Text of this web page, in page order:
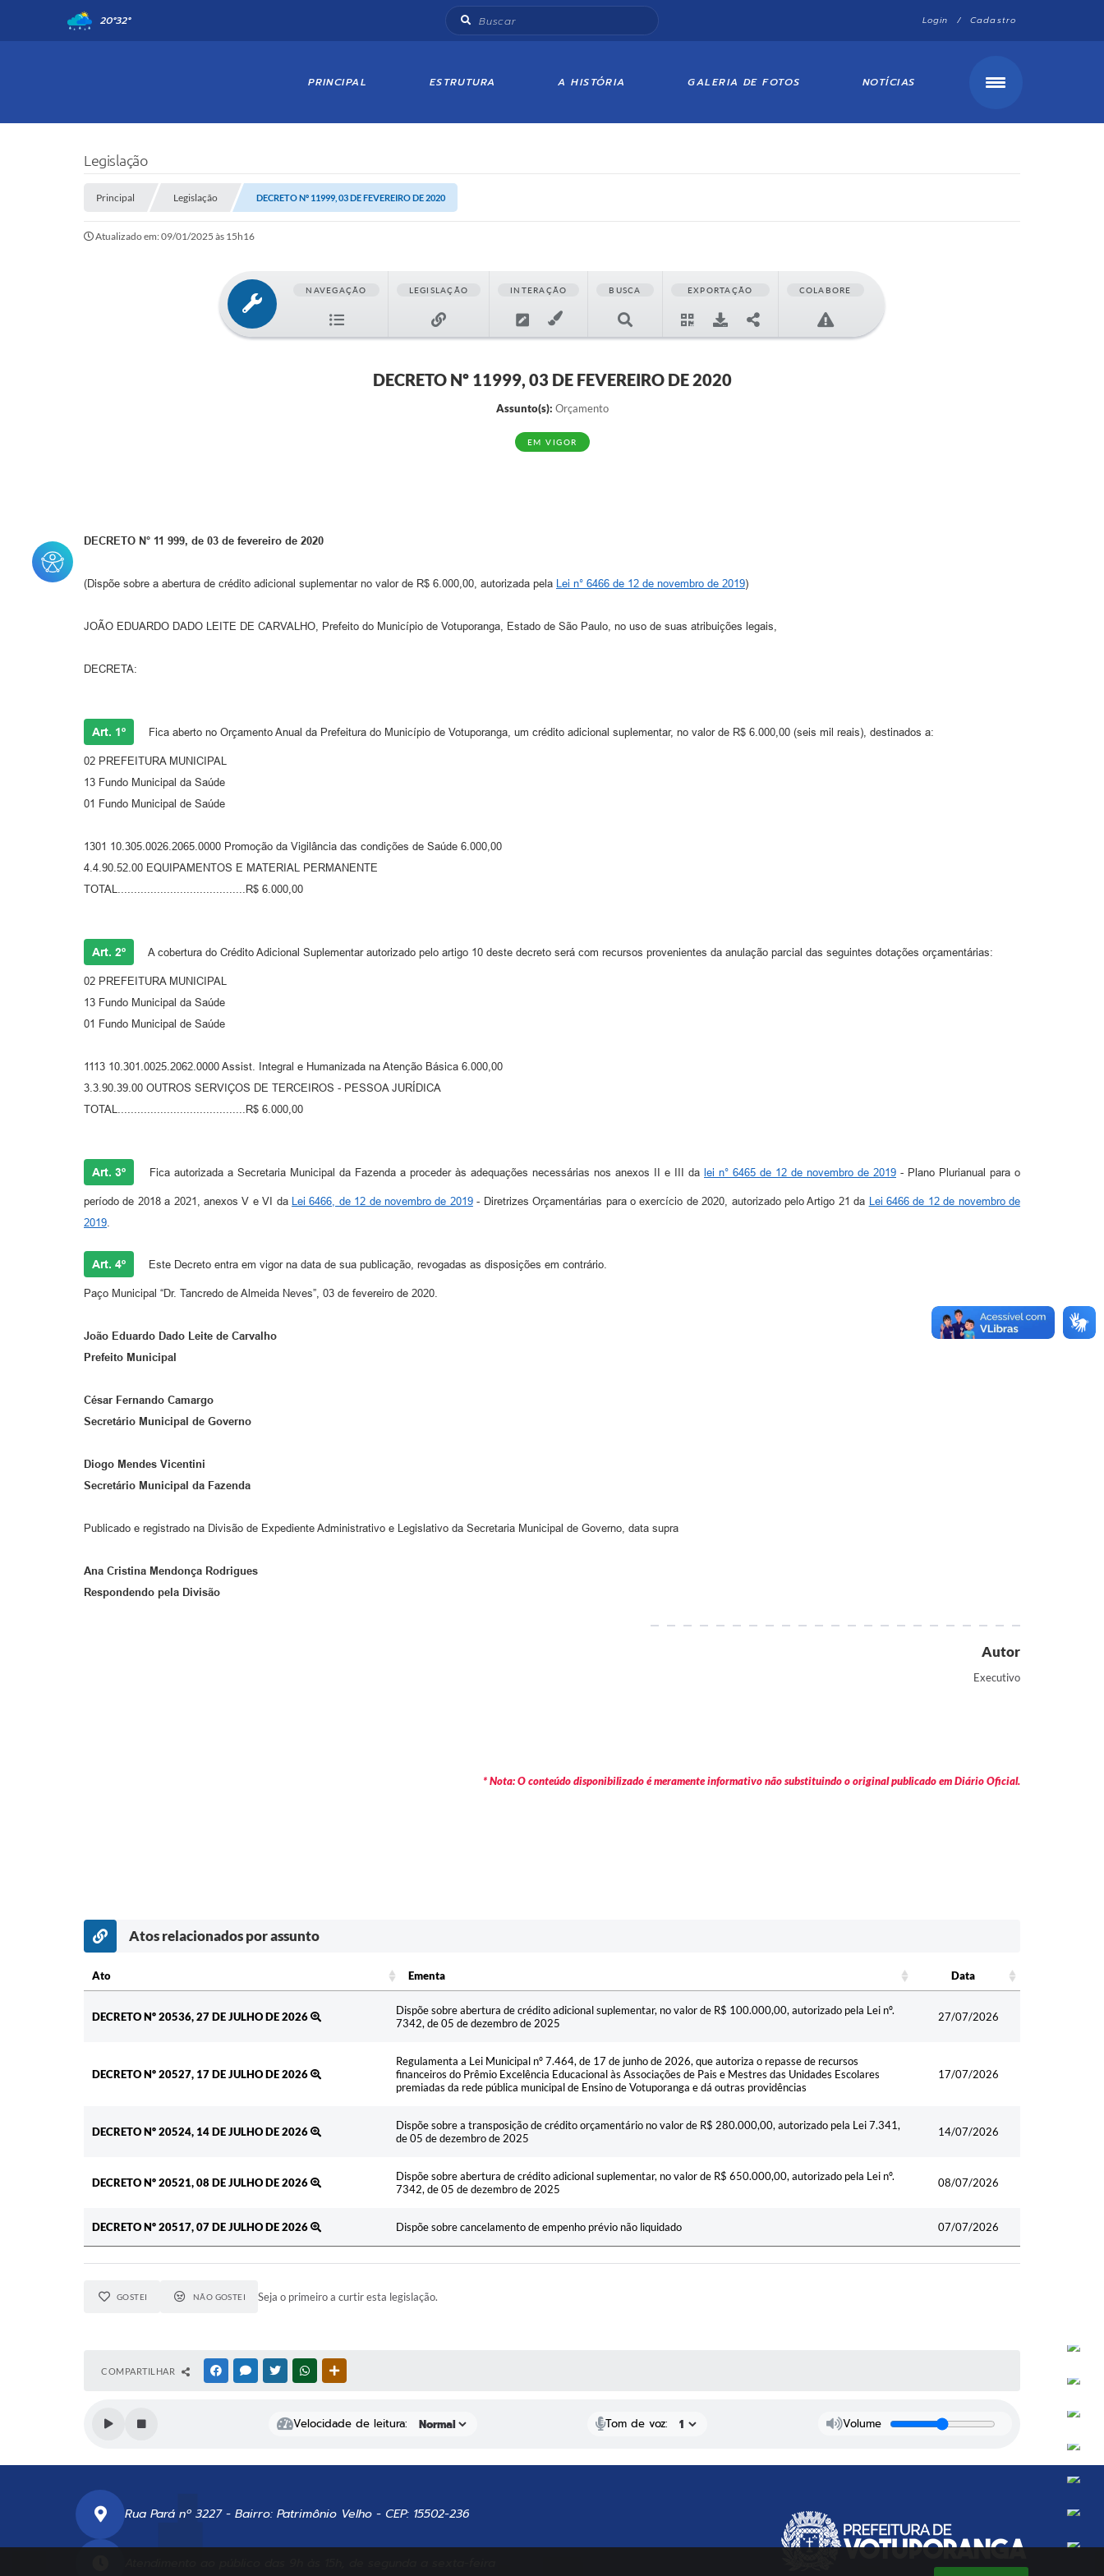
Login / Cadastro
20°32°
PRINCIPAL ESTRUTURA A HISTÓRIA GALERIA DE FOTOS NOTÍCIAS
Legislação
Principal Legislação DECRETO Nº 11999, 03 DE FEVEREIRO DE 2020
Atualizado em: 09/01/2025 às 15h16
NAVEGAÇÃO LEGISLAÇÃO INTERAÇÃO BUSCA EXPORTAÇÃO COLABORE
DECRETO Nº 11999, 03 DE FEVEREIRO DE 2020
Assunto(s): Orçamento
EM VIGOR
DECRETO N° 11 999, de 03 de fevereiro de 2020
(Dispõe sobre a abertura de crédito adicional suplementar no valor de R$ 6.000,00, autorizada pela Lei n° 6466 de 12 de novembro de 2019)
JOÃO EDUARDO DADO LEITE DE CARVALHO, Prefeito do Município de Votuporanga, Estado de São Paulo, no uso de suas atribuições legais,
DECRETA:
Art. 1º Fica aberto no Orçamento Anual da Prefeitura do Município de Votuporanga, um crédito adicional suplementar, no valor de R$ 6.000,00 (seis mil reais), destinados a:
02 PREFEITURA MUNICIPAL
13 Fundo Municipal da Saúde
01 Fundo Municipal de Saúde
1301 10.305.0026.2065.0000 Promoção da Vigilância das condições de Saúde 6.000,00
4.4.90.52.00 EQUIPAMENTOS E MATERIAL PERMANENTE
TOTAL.......................................R$ 6.000,00
Art. 2º A cobertura do Crédito Adicional Suplementar autorizado pelo artigo 10 deste decreto será com recursos provenientes da anulação parcial das seguintes dotações orçamentárias:
02 PREFEITURA MUNICIPAL
13 Fundo Municipal da Saúde
01 Fundo Municipal de Saúde
1113 10.301.0025.2062.0000 Assist. Integral e Humanizada na Atenção Básica 6.000,00
3.3.90.39.00 OUTROS SERVIÇOS DE TERCEIROS - PESSOA JURÍDICA
TOTAL.......................................R$ 6.000,00
Art. 3º Fica autorizada a Secretaria Municipal da Fazenda a proceder às adequações necessárias nos anexos II e III da lei n° 6465 de 12 de novembro de 2019 - Plano Plurianual para o
período de 2018 a 2021, anexos V e VI da Lei 6466, de 12 de novembro de 2019- Diretrizes Orçamentárias para o exercício de 2020, autorizado pelo Artigo 21 da Lei 6466 de 12 de novembro de
2019.
Art. 4º Este Decreto entra em vigor na data de sua publicação, revogadas as disposições em contrário.
Paço Municipal “Dr. Tancredo de Almeida Neves”, 03 de fevereiro de 2020.
João Eduardo Dado Leite de Carvalho
Prefeito Municipal
César Fernando Camargo
Secretário Municipal de Governo
Diogo Mendes Vicentini
Secretário Municipal da Fazenda
Publicado e registrado na Divisão de Expediente Administrativo e Legislativo da Secretaria Municipal de Governo, data supra
Ana Cristina Mendonça Rodrigues
Respondendo pela Divisão
Autor
Executivo
* Nota: O conteúdo disponibilizado é meramente informativo não substituindo o original publicado em Diário Oficial.
Atos relacionados por assunto
Ato Ementa
Data
DECRETO Nº 20536, 27 DE JULHO DE 2026
Dispõe sobre abertura de crédito adicional suplementar, no valor de R$ 100.000,00, autorizado pela Lei nº.
7342, de 05 de dezembro de 2025
27/07/2026
DECRETO Nº 20527, 17 DE JULHO DE 2026
Regulamenta a Lei Municipal nº 7.464, de 17 de junho de 2026, que autoriza o repasse de recursos
financeiros do Prêmio Excelência Educacional às Associações de Pais e Mestres das Unidades Escolares
premiadas da rede pública municipal de Ensino de Votuporanga e dá outras providências
17/07/2026
DECRETO Nº 20524, 14 DE JULHO DE 2026
Dispõe sobre a transposição de crédito orçamentário no valor de R$ 280.000,00, autorizado pela Lei 7.341,
de 05 de dezembro de 2025
14/07/2026
DECRETO Nº 20521, 08 DE JULHO DE 2026
Dispõe sobre abertura de crédito adicional suplementar, no valor de R$ 650.000,00, autorizado pela Lei nº.
7342, de 05 de dezembro de 2025
08/07/2026
DECRETO Nº 20517, 07 DE JULHO DE 2026 Dispõe sobre cancelamento de empenho prévio não liquidado 07/07/2026
GOSTEI NÃO GOSTEI Seja o primeiro a curtir esta legislação.
COMPARTILHAR FACEBOOKMESSENGER
TWITTERWHATSAPP
Velocidade de leitura: Tom de voz: Volume
Rua Pará nº 3227 - Bairro: Patrimônio Velho - CEP: 15502-236